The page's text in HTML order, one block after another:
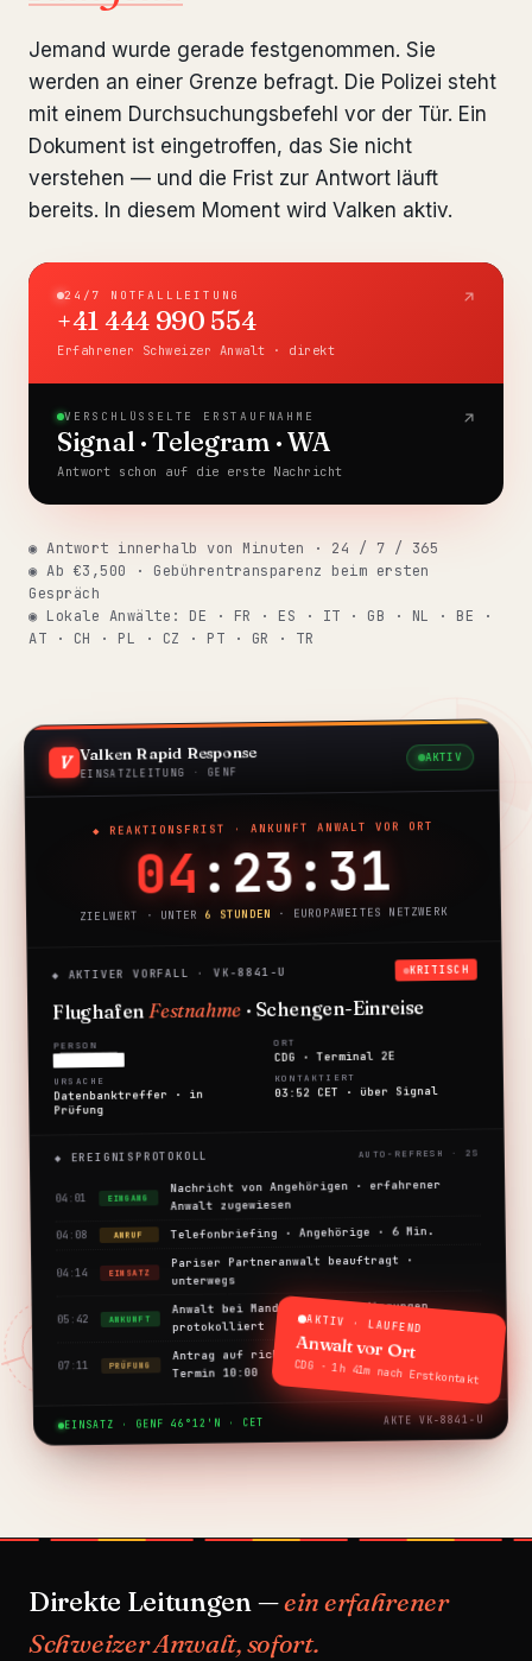
Sanktions- & Datenbankprüfung ab €1,900
Auslieferung & Rechtshilfe
Notfallhilfe 24/7 ab €3,500
◆ KRYPTO-WIEDERHERSTELLUNG
Crypto Account Unlock
Binance
Bybit
Kraken
OKX
◆ ÜBER UNSERE KANZLEI
Wie wir arbeiten
Unser Netzwerk
Warum Schweizer Anwälte CP 321
Vertrauliche Beratung →
Jemand wurde gerade festgenommen. Sie
werden an einer Grenze befragt. Die Polizei steht
mit einem Durchsuchungsbefehl vor der Tür. Ein
Dokument ist eingetroffen, das Sie nicht
verstehen — und die Frist zur Antwort läuft
bereits. In diesem Moment wird Valken aktiv.
24/7 NOTFALLLEITUNG
+41 444 990 554
Erfahrener Schweizer Anwalt · direkt
VERSCHLÜSSELTE ERSTAUFNAHME
Signal · Telegram · WA
Antwort schon auf die erste Nachricht
◉ Antwort innerhalb von Minuten · 24 / 7 / 365
◉ Ab €3,500 · Gebührentransparenz beim ersten
Gespräch
◉ Lokale Anwälte: DE · FR · ES · IT · GB · NL · BE ·
AT · CH · PL · CZ · PT · GR · TR
V Valken Rapid Response
EINSATZLEITUNG · GENF
AKTIV
◆ REAKTIONSFRIST · ANKUNFT ANWALT VOR ORT
04 :23:30
ZIELWERT · UNTER 6 STUNDEN · EUROPAWEITES NETZWERK
◆ AKTIVER VORFALL · VK-8841-U KRITISCH
FlughafenFestnahme · Schengen-Einreise
PERSON
████████
ORT
CDG · Terminal 2E
URSACHE
Datenbanktreffer · in
Prüfung
KONTAKTIERT
03:52 CET · über Signal
◆ EREIGNISPROTOKOLL
04:01 EINGANG
Nachricht von Angehörigen · erfahrener
Anwalt zugewiesen
04:08 ANRUF Telefonbriefing · Angehörige · 6 Min.
04:14 EINSATZ
Pariser Partneranwalt beauftragt ·
unterwegs
05:42 ANKUNFT
Anwalt bei Mandant · Haftbedingungen
protokolliert
07:11 PRÜFUNG
Antrag auf richterliche Überprüfung ·
Termin 10:00
EINSATZ · GENF 46°12'N · CET AKTE VK-8841-U
AKTIV · LAUFEND
Anwalt vor Ort
CDG · 1h 41m nach Erstkontakt
Direkte Leitungen —ein erfahrener
Schweizer Anwalt, sofort.